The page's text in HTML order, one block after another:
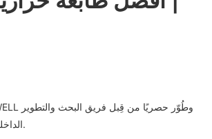
الداخلي. يُكرّس الفريق جهوده لابتكار منتج يُحسّن كفاءة العمل.